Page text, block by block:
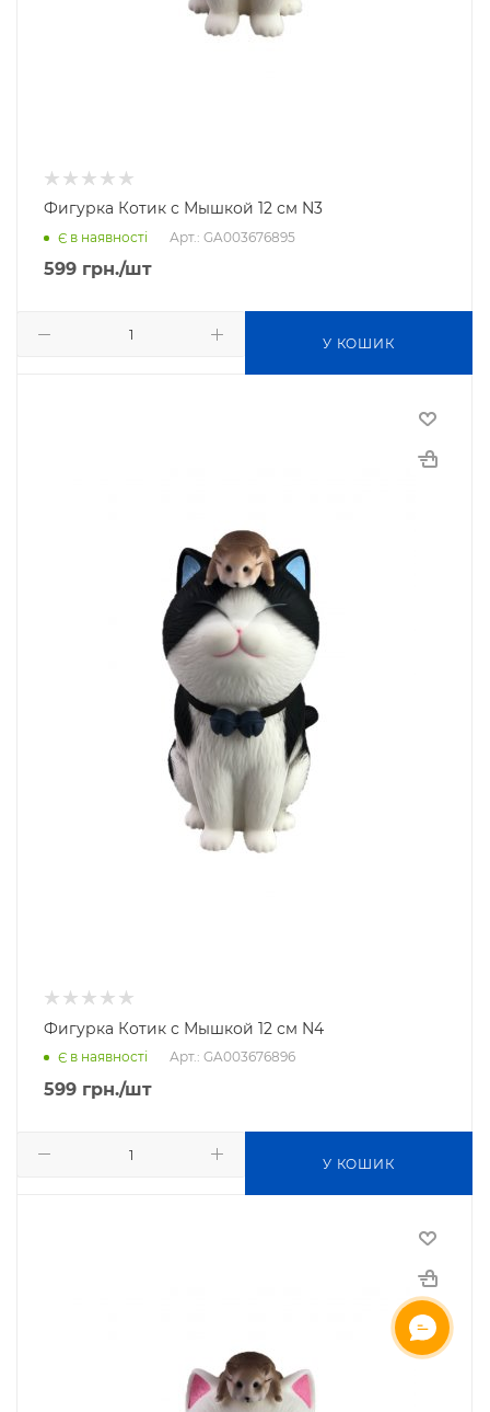
Фигурка Котик с Мышкой 12 см N3
Є в наявності Арт.: GA003676895
599 грн./шт
У КОШИК
Фигурка Котик с Мышкой 12 см N4
Є в наявності Арт.: GA003676896
599 грн./шт
У КОШИК
ОНЛАЙН ЧАТ